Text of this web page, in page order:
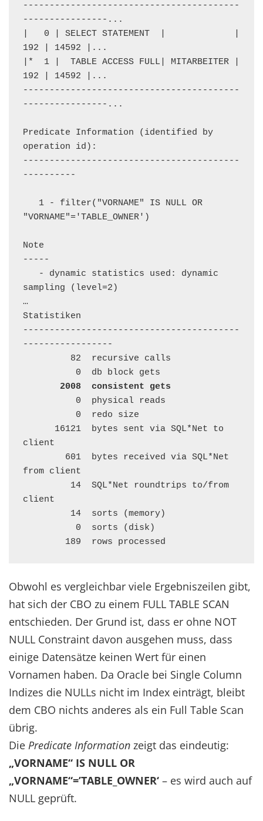
-----------------------------------------
----------------...
|   0 | SELECT STATEMENT  |             |
192 | 14592 |...
|*  1 |  TABLE ACCESS FULL| MITARBEITER |
192 | 14592 |...
-----------------------------------------
----------------...
Predicate Information (identified by
operation id):
-----------------------------------------
----------
"VORNAME"='TABLE_OWNER')
Note
-----
sampling (level=2)
…
Statistiken
-----------------------------------------
-----------------
2008  consistent gets
client
from client
client
        189  rows processed
Obwohl es vergleichbar viele Ergebniszeilen gibt,
hat sich der CBO zu einem FULL TABLE SCAN
entschieden. Der Grund ist, dass er ohne NOT
NULL Constraint davon ausgehen muss, dass
einige Datensätze keinen Wert für einen
Vornamen haben. Da Oracle bei Single Column
Indizes die NULLs nicht im Index einträgt, bleibt
dem CBO nichts anderes als ein Full Table Scan
übrig.
Die Predicate Information zeigt das eindeutig:
„VORNAME“ IS NULL OR
„VORNAME“=’TABLE_OWNER‘ – es wird auch auf
NULL geprüft.